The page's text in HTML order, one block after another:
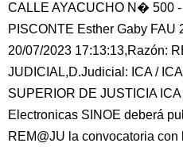
CALLE AYACUCHO N� 500
PISCONTE Esther Gaby FAU
20/07/2023 17:13:13,Razón:
JUDICIAL,D.Judicial: ICA /
SUPERIOR DE JUSTICIA
Electronicas SINOE deberá
REM@JU la convocatoria